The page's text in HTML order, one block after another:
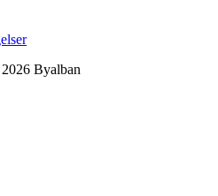
Byalban